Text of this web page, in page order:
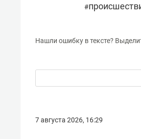
#
Нашли ошибку в тексте?
7 августа 2026, 16:29